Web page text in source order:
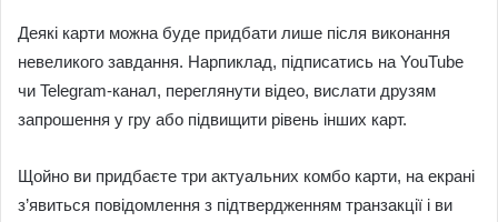
Деякі карти можна буде придбати лише після виконання
невеликого завдання. Нарпиклад, підписатись на YouTube
чи Telegram-канал, переглянути відео, вислати друзям
запрошення у гру або підвищити рівень інших карт.
Щойно ви придбаєте три актуальних комбо карти, на екрані
з’явиться повідомлення з підтвердженням транзакції і ви